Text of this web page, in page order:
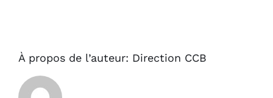
À propos de l’auteur: Direction CCB